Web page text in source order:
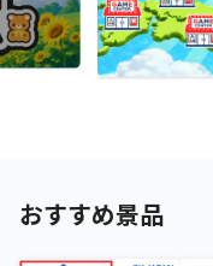
おすすめ景品